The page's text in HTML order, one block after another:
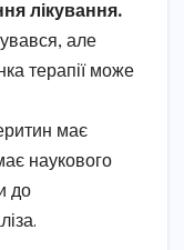
лікування.
але
терапії може
має
наукового
до